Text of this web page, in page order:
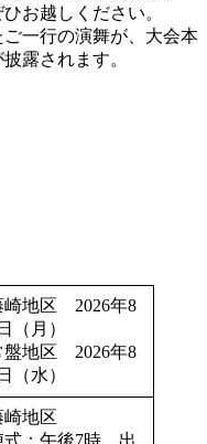
お越しください。
一行の演舞が、大会本
露されます。
地区 2026年8
（月）
地区 2026年8
（水）
地区
式：午後7時 出